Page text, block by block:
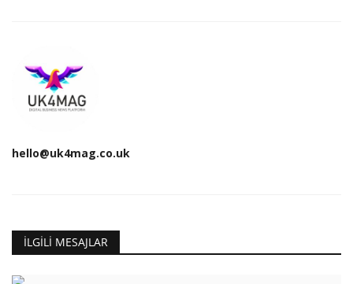
hello@uk4mag.co.uk
İLGILI MESAJLAR